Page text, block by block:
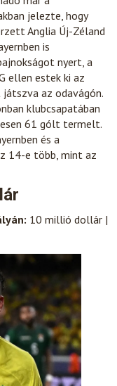
jelezte, hogy
Anglia Új-Zéland
is
nyert, a
ellen estek ki az
az odavágón.
klubcsapatában
61 gólt termelt.
és a
14-e több, mint az
10 millió dollár |